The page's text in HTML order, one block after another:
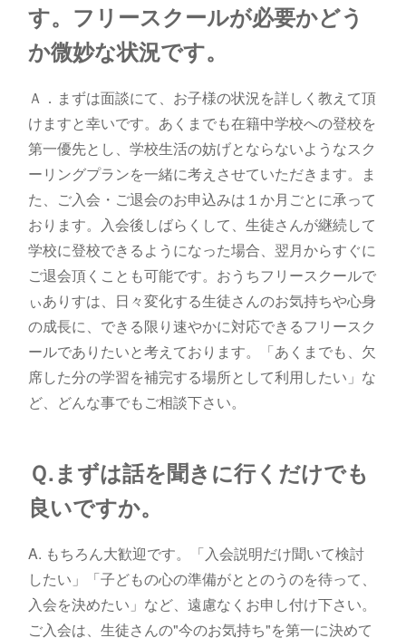
す。フリースクールが必要かどう
か微妙な状況です。
Ａ．まずは面談にて、お子様の状況を詳しく教えて頂
けますと幸いです。あくまでも在籍中学校への登校を
第一優先とし、学校生活の妨げとならないようなスク
ーリングプランを一緒に考えさせていただきます。ま
た、ご入会・ご退会のお申込みは１か月ごとに承って
おります。入会後しばらくして、生徒さんが継続して
学校に登校できるようになった場合、翌月からすぐに
ご退会頂くことも可能です。おうちフリースクールで
ぃありすは、日々変化する生徒さんのお気持ちや心身
の成長に、できる限り速やかに対応できるフリースク
ールでありたいと考えております。「あくまでも、欠
席した分の学習を補完する場所として利用したい」な
ど、どんな事でもご相談下さい。
Ｑ.まずは話を聞きに行くだけでも
良いですか。
A. もちろん大歓迎です。「入会説明だけ聞いて検討
したい」「子どもの心の準備がととのうのを待って、
入会を決めたい」など、遠慮なくお申し付け下さい。
ご入会は、生徒さんの"今のお気持ち"を第一に決めて